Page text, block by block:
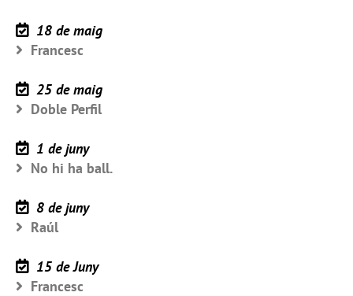
18 de maig
Francesc
25 de maig
Doble Perfil
1 de juny
No hi ha ball.
8 de juny
Raúl
15 de Juny
Francesc